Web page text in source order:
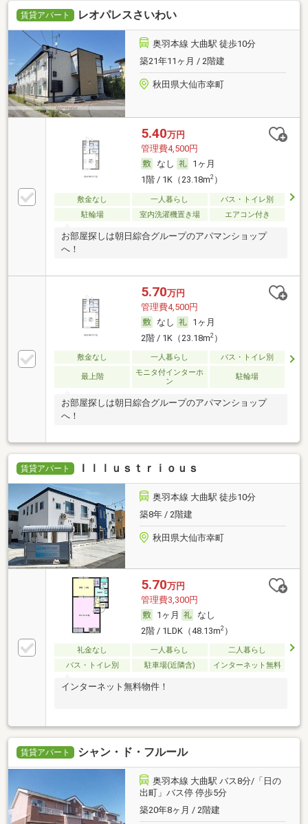
賃貸アパート レオパレスさいわい
奥羽本線 大曲駅 徒歩10分
築21年11ヶ月 / 2階建
秋田県大仙市幸町
5.40万円
管理費4,500円
なし
1ヶ月
1階 / 1K（23.18m2）
敷金なし 一人暮らし
バス・トイレ別
駐輪場
室内洗濯機置き場 エアコン付き
お部屋探しは朝日綜合グループのアパマンショップ
へ！
5.70万円
管理費4,500円
なし
1ヶ月
2階 / 1K（23.18m2）
敷金なし 一人暮らし バス・トイレ別
最上階
モニタ付インターホ
ン
駐輪場
お部屋探しは朝日綜合グループのアパマンショップ
へ！
賃貸アパート Ｉｌｌｕｓｔｒｉｏｕｓ
奥羽本線 大曲駅 徒歩10分
築8年 / 2階建
秋田県大仙市幸町
5.70万円
管理費3,300円
1ヶ月
なし
2階 / 1LDK（48.13m2）
礼金なし 一人暮らし
二人暮らし
バス・トイレ別
駐車場(近隣含) インターネット無料
インターネット無料物件！
賃貸アパート シャン・ド・フルール
奥羽本線 大曲駅 バス8分/「日の
出町」バス停 停歩5分
築20年8ヶ月 / 2階建